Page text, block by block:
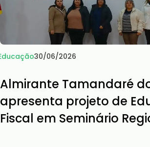
30/06/2026
Almirante Tamandaré
apresenta projeto de
Fiscal em Seminário